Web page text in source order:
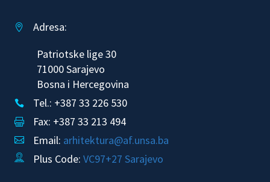


Adresa:
Patriotske lige 30
71000 Sarajevo
Bosna i Hercegovina

 Tel.: +387 33 226 530

 Fax: +387 33 213 494

 Email: arhitektura@af.unsa.ba

 Plus Code: VC97+27 Sarajevo